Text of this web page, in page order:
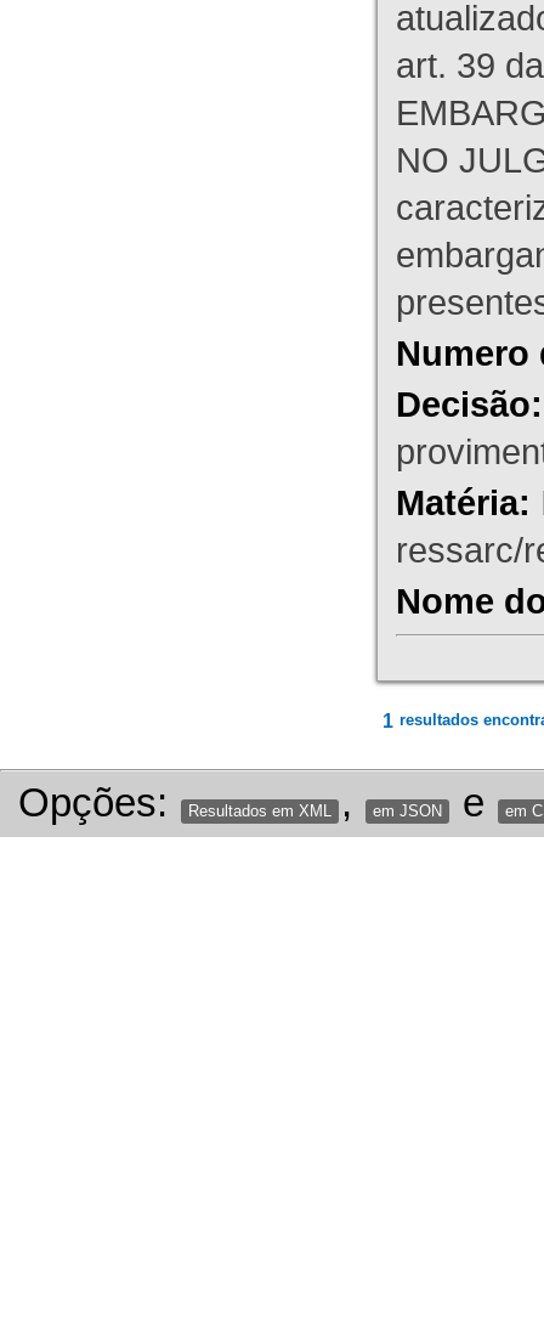
art. 39
NO
Numero
Decisão:
Matéria:
ressarc/
Nome
1 resultados
Opções: Resultados em XML , em JSON e em